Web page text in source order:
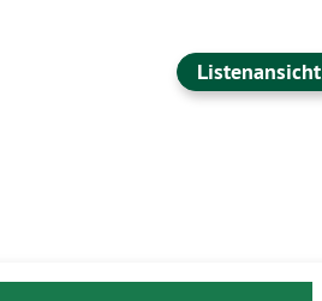
Listenansicht